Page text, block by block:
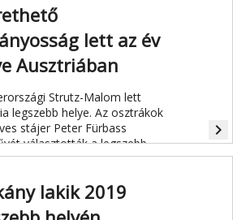
lett az év
Ausztriában
Strutz-Malom lett
legszebb helye. Az osztrákok
stájer Peter Fürbass
választották a legszebb
navigate_next
lakik 2019